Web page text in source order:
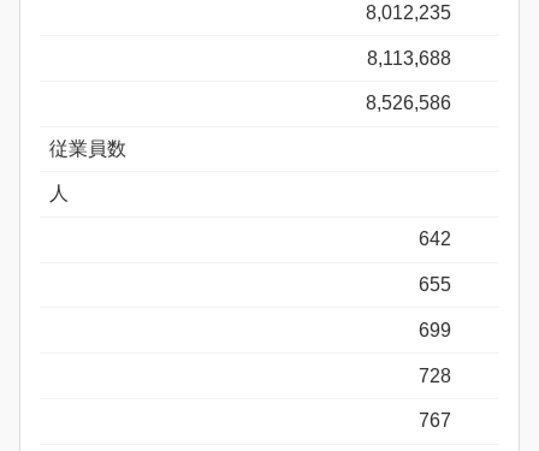
8,012,235
8,113,688
8,526,586
従業員数
人
642
655
699
728
767